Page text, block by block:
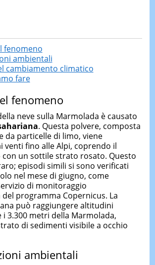
fenomeno
ambientali
cambiamento climatico
fare
fenomeno
neve sulla Marmolada è causato
. Questa polvere, composta
da particelle di limo, viene
venti fino alle Alpi, coprendo il
con un sottile strato rosato. Questo
episodi simili si sono verificati
nel mese di giugno, come
di monitoraggio
del programma Copernicus. La
può raggiungere altitudini
i 3.300 metri della Marmolada,
di sedimenti visibile a occhio
ambientali